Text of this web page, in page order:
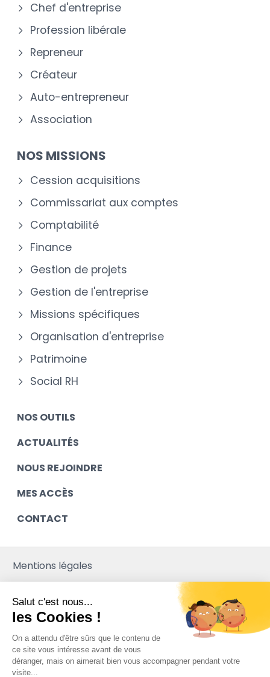
Chef d'entreprise
Profession libérale
Repreneur
Créateur
Auto-entrepreneur
Association
NOS MISSIONS
Cession acquisitions
Commissariat aux comptes
Comptabilité
Finance
Gestion de projets
Gestion de l'entreprise
Missions spécifiques
Organisation d'entreprise
Patrimoine
Social RH
NOS OUTILS
ACTUALITÉS
NOUS REJOINDRE
MES ACCÈS
CONTACT
Mentions légales
Plan du site
Salut c'est nous...
les Cookies !
On a attendu d'être sûrs que le contenu de
ce site vous intéresse avant de vous
déranger, mais on aimerait bien vous accompagner pendant votre
visite...